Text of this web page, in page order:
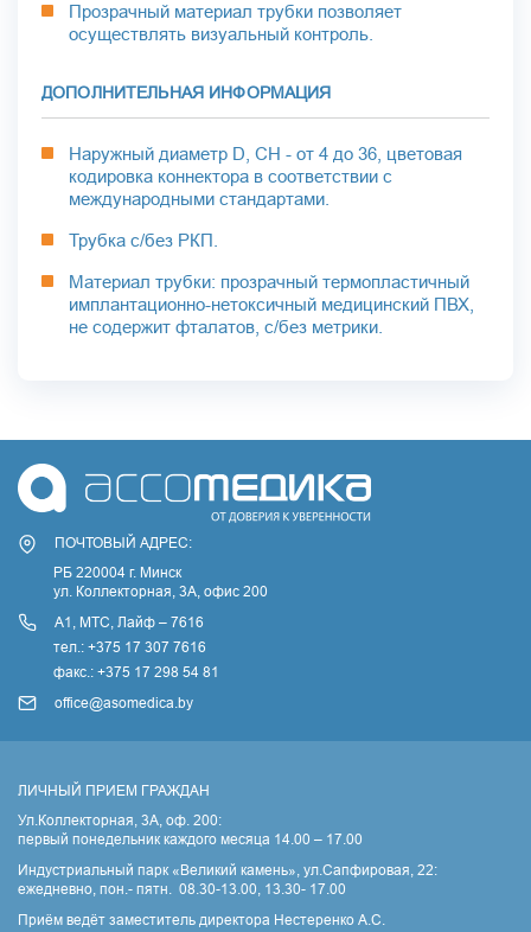
Прозрачный материал трубки позволяет
осуществлять визуальный контроль.
ДОПОЛНИТЕЛЬНАЯ ИНФОРМАЦИЯ
Наружный диаметр D, CH - от 4 до 36, цветовая
кодировка коннектора в соответствии с
международными стандартами.
Трубка с/без РКП.
Материал трубки: прозрачный термопластичный
имплантационно-нетоксичный медицинский ПВХ,
не содержит фталатов, с/без метрики.
ПОЧТОВЫЙ АДРЕС:
РБ 220004 г. Минск
ул. Коллекторная, 3A, офис 200
А1, МТС, Лайф – 7616
тел.: +375 17 307 7616
факс.: +375 17 298 54 81
office@asomedica.by
ЛИЧНЫЙ ПРИЕМ ГРАЖДАН
Ул.Коллекторная, 3А, оф. 200:
первый понедельник каждого месяца 14.00 – 17.00
Индустриальный парк «Великий камень», ул.Сапфировая, 22:
ежедневно, пон.- пятн. 08.30-13.00, 13.30- 17.00
Приём ведёт заместитель директора Нестеренко А.С.